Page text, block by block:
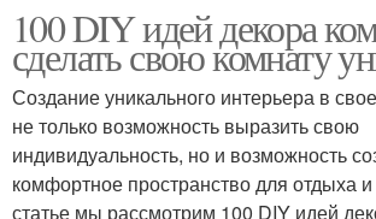
100 DIY идей декора
сделать свою комнату
Создание уникального интерьера в
не только возможность выразить свою
индивидуальность, но и возможность
комфортное пространство для отдыха
статье мы рассмотрим 100 DIY идей